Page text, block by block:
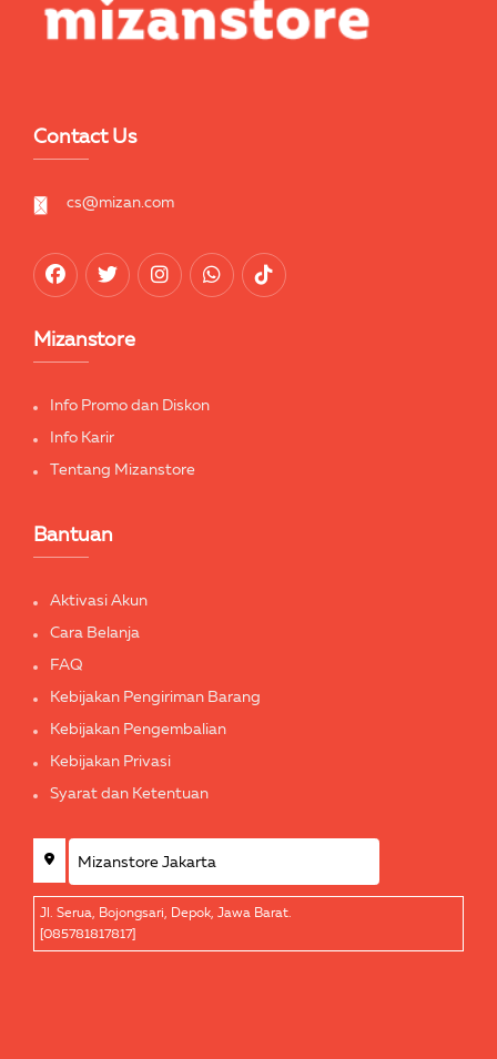
Contact Us
cs@mizan.com
Mizanstore
Info Promo dan Diskon
Info Karir
Tentang Mizanstore
Bantuan
Aktivasi Akun
Cara Belanja
FAQ
Kebijakan Pengiriman Barang
Kebijakan Pengembalian
Kebijakan Privasi
Syarat dan Ketentuan
Jl. Serua, Bojongsari, Depok, Jawa Barat.
[085781817817]